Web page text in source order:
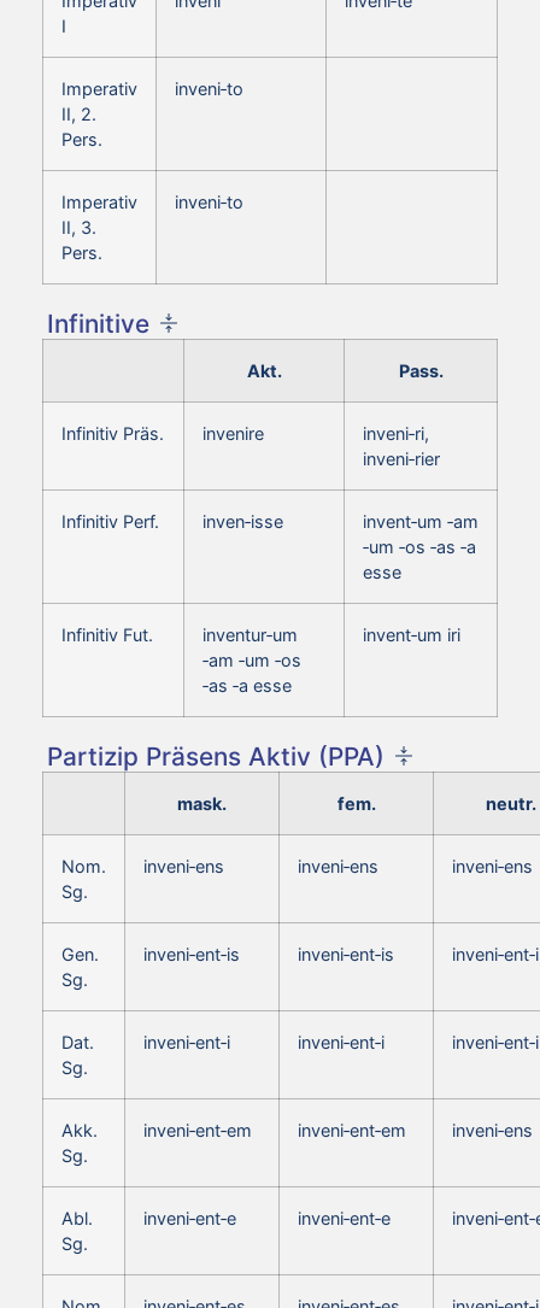
I
Imperativ
II, 2.
Pers.
inveni‑to
Imperativ
II, 3.
Pers.
inveni‑to
Infinitive
Akt. Pass.
Infinitiv Präs. invenire
inveni‑ri,
inveni‑rier
Infinitiv Perf. inven‑isse
invent‑um ‑am
‑um ‑os ‑as ‑a
esse
Infinitiv Fut.
inventur‑um
‑am ‑um ‑os
‑as ‑a esse
invent‑um iri
Partizip Präsens Aktiv (PPA)
mask. fem. neutr.
Nom.
Sg.
inveni‑ens inveni‑ens inveni‑ens
Gen.
Sg.
inveni‑ent‑is inveni‑ent‑is
Dat.
Sg.
inveni‑ent‑i inveni‑ent‑i inveni‑ent‑i
Akk.
Sg.
inveni‑ent‑em inveni‑ent‑em inveni‑ens
Abl.
Sg.
inveni‑ent‑e inveni‑ent‑e